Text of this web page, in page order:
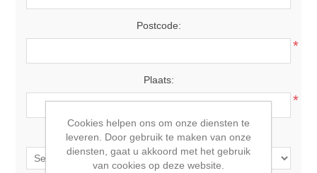
Postcode:
*
Plaats:
*
Land:
Cookies helpen ons om onze diensten te
leveren. Door gebruik te maken van onze
diensten, gaat u akkoord met het gebruik
van cookies op deze website.